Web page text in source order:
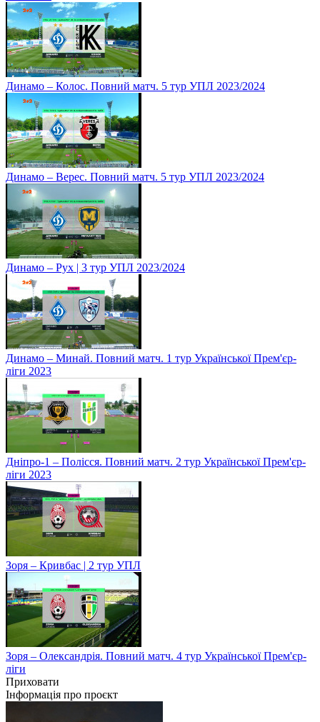
Динамо – Колос. Повний матч. 5 тур УПЛ 2023/2024
Динамо – Верес. Повний матч. 5 тур УПЛ 2023/2024
Динамо – Рух | 3 тур УПЛ 2023/2024
Динамо – Минай. Повний матч. 1 тур Української Прем'єр-
ліги 2023
Дніпро-1 – Полісся. Повний матч. 2 тур Української Прем'єр-
ліги 2023
Зоря – Кривбас | 2 тур УПЛ
Зоря – Олександрія. Повний матч. 4 тур Української Прем'єр-
ліги
Приховати
Інформація про проєкт